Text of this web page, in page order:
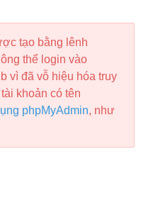
tạo bằng lênh
thể login vào
vì đã vỗ hiệu hóa truy
khoản có tên
phpMyAdmin, như